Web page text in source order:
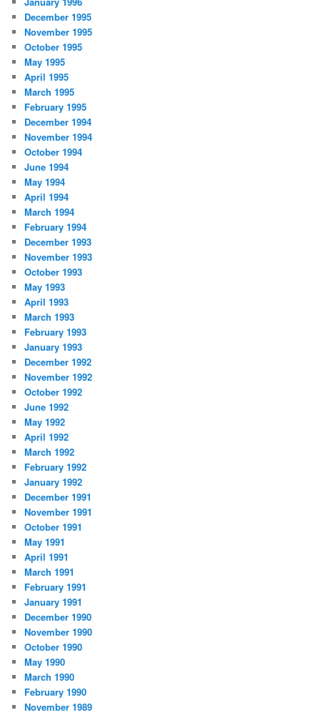
December 1995
November 1995
October 1995
May 1995
April 1995
March 1995
February 1995
December 1994
November 1994
October 1994
June 1994
May 1994
April 1994
March 1994
February 1994
December 1993
November 1993
October 1993
May 1993
April 1993
March 1993
February 1993
January 1993
December 1992
November 1992
October 1992
June 1992
May 1992
April 1992
March 1992
February 1992
January 1992
December 1991
November 1991
October 1991
May 1991
April 1991
March 1991
February 1991
January 1991
December 1990
November 1990
October 1990
May 1990
March 1990
February 1990
November 1989